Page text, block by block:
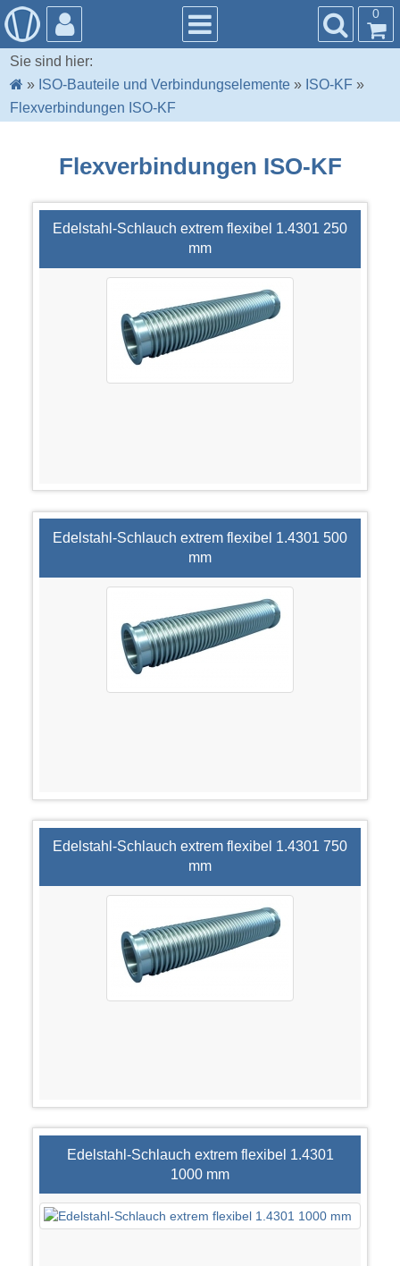
0
Sie sind hier:
» ISO-Bauteile und Verbindungselemente » ISO-KF »
Flexverbindungen ISO-KF
Flexverbindungen ISO-KF
Edelstahl-Schlauch extrem flexibel 1.4301 250
mm
Edelstahl-Schlauch extrem flexibel 1.4301 500
mm
Edelstahl-Schlauch extrem flexibel 1.4301 750
mm
Edelstahl-Schlauch extrem flexibel 1.4301
1000 mm